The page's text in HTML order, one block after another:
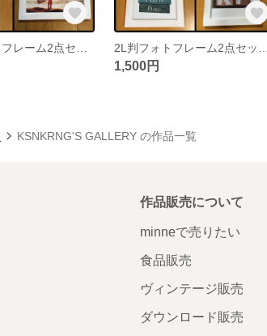
1,500円
KSNKRNG'S GALLERY の作品一覧
作品販売について
minneで売りたい
食品販売
ヴィンテージ販売
ダウンロード販売